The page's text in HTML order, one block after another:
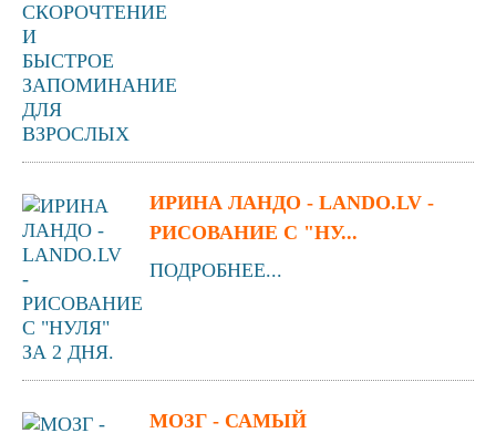
ИРИНА ЛАНДО - LANDO.LV -
РИСОВАНИЕ С "НУ...
ПОДРОБНЕЕ...
МОЗГ - САМЫЙ